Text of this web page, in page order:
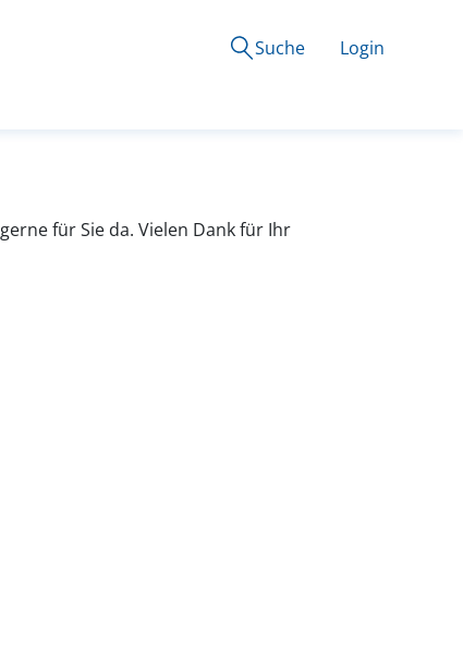
Suche
Login
gerne für Sie da. Vielen Dank für Ihr